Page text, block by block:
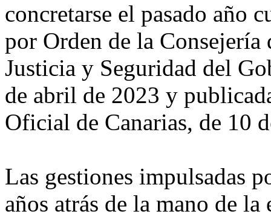
concretarse el pasado año
por Orden de la
Justicia y Seguridad del
de abril de 2023 y
Oficial de Canarias, de 10
Las gestiones impulsadas
años atrás de la mano de